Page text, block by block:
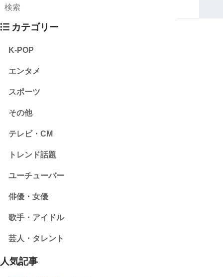
カテゴリー
K-POP
エンタメ
スポーツ
その他
テレビ・CM
トレンド話題
ユーチューバー
俳優・女優
歌手・アイドル
芸人・タレント
人気記事